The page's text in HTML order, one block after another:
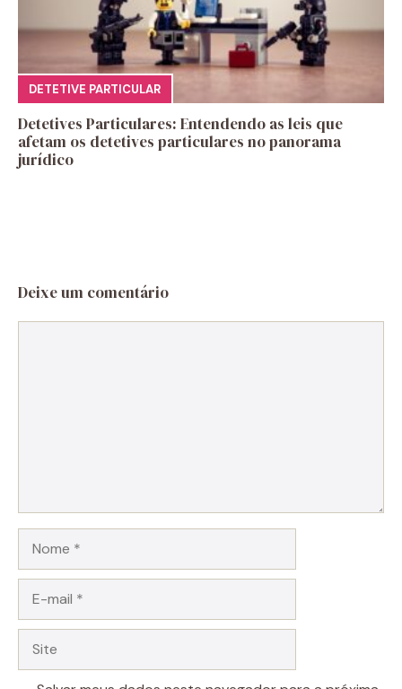
DETETIVE PARTICULAR
Detetives Particulares: Entendendo as leis que
afetam os detetives particulares no panorama
jurídico
Deixe um comentário
mail